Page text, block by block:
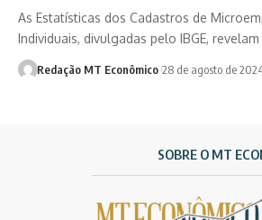
As Estatísticas dos Cadastros de
Individuais, divulgadas pelo IBGE,
Redação MT Econômico 28 de agosto de
SOBRE O MT